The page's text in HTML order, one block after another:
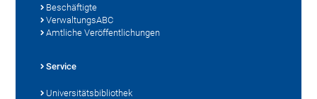
Beschäftigte
VerwaltungsABC
Amtliche Veröffentlichungen
Service
Universitätsbibliothek